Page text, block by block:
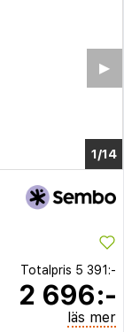
1/10
▶︎
Totalpris 5 391:-
2 696:-
läs mer